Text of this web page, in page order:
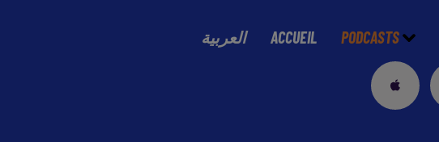
العربية ACCUEIL PODCASTS